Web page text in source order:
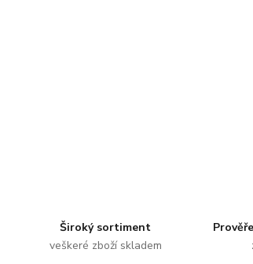
Široký sortiment
veškeré zboží skladem